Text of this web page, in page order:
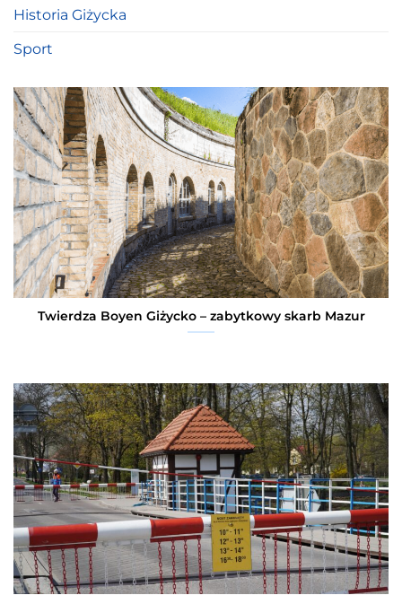
Historia Giżycka
Sport
Twierdza Boyen Giżycko – zabytkowy skarb Mazur